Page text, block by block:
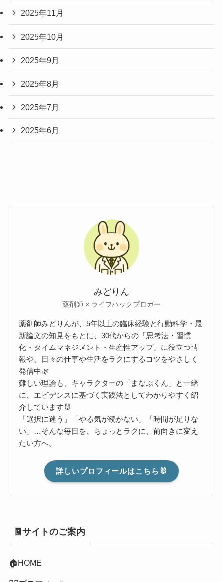
2025年11月
2025年10月
2025年9月
2025年8月
2025年7月
2025年6月
みどりん
薬剤師 × ライフハックブロガー
薬剤師みどりんが、5年以上の臨床経験と行動科学・最
新論文の知見をもとに、30代からの「思考法・習慣
化・タイムマネジメント・生産性アップ」に役立つ情
報や、日々の仕事や生活をラクにするコツをやさしく
発信中🌿
難しい理論も、キャラクターの「まなぶくん」と一緒
に、エビデンスに基づく実践法としてわかりやすく紹
介しています🐰
「選択に迷う」「やる気が続かない」「時間が足りな
い」…そんな毎日を、ちょっとラクに、前向きに変え
たい方へ。
詳しいプロフィールはこちら🐰
🧾サイトのご案内
🏠HOME